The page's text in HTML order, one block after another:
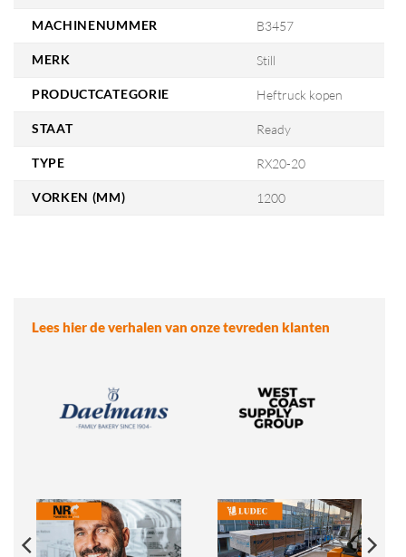
MACHINENUMMER B3457
MERK Still
PRODUCTCATEGORIE Heftruck kopen
STAAT Ready
TYPE RX20-20
VORKEN (MM) 1200
Lees hier de verhalen van onze tevreden klanten